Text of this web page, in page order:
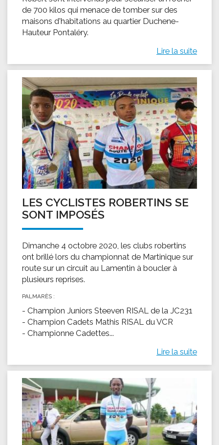
de 700 kilos qui menace de tomber sur des
maisons d'habitations au quartier Duchene-
Hauteur Pontaléry.
Lire la suite
LES CYCLISTES ROBERTINS SE
SONT IMPOSÉS
Dimanche 4 octobre 2020, les clubs robertins
ont brillé lors du championnat de Martinique sur
route sur un circuit au Lamentin à boucler à
plusieurs reprises.
PALMARÈS :
- Champion Juniors Steeven RISAL de la JC231
- Champion Cadets Mathis RISAL du VCR
- Championne Cadettes...
Lire la suite